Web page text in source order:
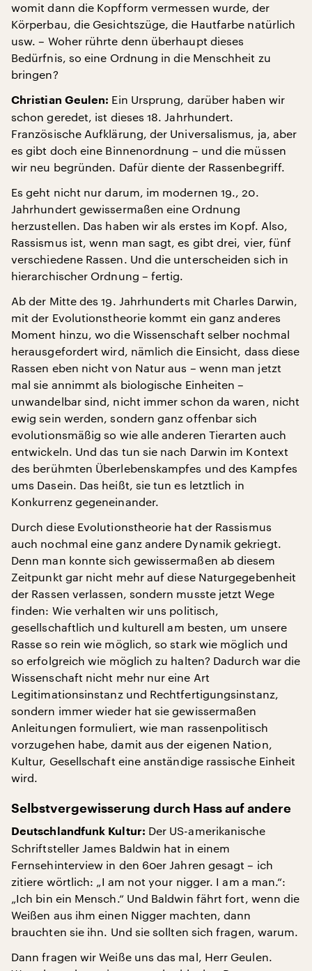
womit dann die Kopfform vermessen wurde, der
Körperbau, die Gesichtszüge, die Hautfarbe natürlich
usw. – Woher rührte denn überhaupt dieses
Bedürfnis, so eine Ordnung in die Menschheit zu
bringen?
Christian Geulen: Ein Ursprung, darüber haben wir
schon geredet, ist dieses 18. Jahrhundert.
Französische Aufklärung, der Universalismus, ja, aber
es gibt doch eine Binnenordnung – und die müssen
wir neu begründen. Dafür diente der Rassenbegriff.
Es geht nicht nur darum, im modernen 19., 20.
Jahrhundert gewissermaßen eine Ordnung
herzustellen. Das haben wir als erstes im Kopf. Also,
Rassismus ist, wenn man sagt, es gibt drei, vier, fünf
verschiedene Rassen. Und die unterscheiden sich in
hierarchischer Ordnung – fertig.
Ab der Mitte des 19. Jahrhunderts mit Charles Darwin,
mit der Evolutionstheorie kommt ein ganz anderes
Moment hinzu, wo die Wissenschaft selber nochmal
herausgefordert wird, nämlich die Einsicht, dass diese
Rassen eben nicht von Natur aus – wenn man jetzt
mal sie annimmt als biologische Einheiten –
unwandelbar sind, nicht immer schon da waren, nicht
ewig sein werden, sondern ganz offenbar sich
evolutionsmäßig so wie alle anderen Tierarten auch
entwickeln. Und das tun sie nach Darwin im Kontext
des berühmten Überlebenskampfes und des Kampfes
ums Dasein. Das heißt, sie tun es letztlich in
Konkurrenz gegeneinander.
Durch diese Evolutionstheorie hat der Rassismus
auch nochmal eine ganz andere Dynamik gekriegt.
Denn man konnte sich gewissermaßen ab diesem
Zeitpunkt gar nicht mehr auf diese Naturgegebenheit
der Rassen verlassen, sondern musste jetzt Wege
finden: Wie verhalten wir uns politisch,
gesellschaftlich und kulturell am besten, um unsere
Rasse so rein wie möglich, so stark wie möglich und
so erfolgreich wie möglich zu halten? Dadurch war die
Wissenschaft nicht mehr nur eine Art
Legitimationsinstanz und Rechtfertigungsinstanz,
sondern immer wieder hat sie gewissermaßen
Anleitungen formuliert, wie man rassenpolitisch
vorzugehen habe, damit aus der eigenen Nation,
Kultur, Gesellschaft eine anständige rassische Einheit
wird.
Selbstvergewisserung durch Hass auf andere
Deutschlandfunk Kultur: Der US-amerikanische
Schriftsteller James Baldwin hat in einem
Fernsehinterview in den 60er Jahren gesagt – ich
zitiere wörtlich: „I am not your nigger. I am a man.“:
„Ich bin ein Mensch.“ Und Baldwin fährt fort, wenn die
Weißen aus ihm einen Nigger machten, dann
brauchten sie ihn. Und sie sollten sich fragen, warum.
Dann fragen wir Weiße uns das mal, Herr Geulen.